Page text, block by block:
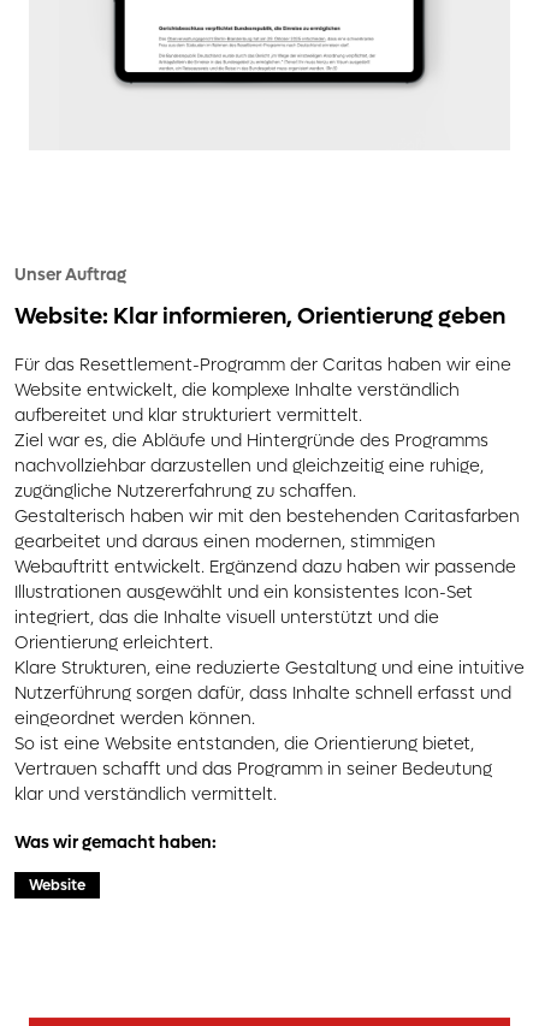
Unser Auftrag
Website: Klar informieren, Orientierung geben
Für das Resettlement-Programm der Caritas haben wir eine
Website entwickelt, die komplexe Inhalte verständlich
aufbereitet und klar strukturiert vermittelt.
Ziel war es, die Abläufe und Hintergründe des Programms
nachvollziehbar darzustellen und gleichzeitig eine ruhige,
zugängliche Nutzererfahrung zu schaffen.
Gestalterisch haben wir mit den bestehenden Caritasfarben
gearbeitet und daraus einen modernen, stimmigen
Webauftritt entwickelt. Ergänzend dazu haben wir passende
Illustrationen ausgewählt und ein konsistentes Icon-Set
integriert, das die Inhalte visuell unterstützt und die
Orientierung erleichtert.
Klare Strukturen, eine reduzierte Gestaltung und eine intuitive
Nutzerführung sorgen dafür, dass Inhalte schnell erfasst und
eingeordnet werden können.
So ist eine Website entstanden, die Orientierung bietet,
Vertrauen schafft und das Programm in seiner Bedeutung
klar und verständlich vermittelt.
Was wir gemacht haben:
Website